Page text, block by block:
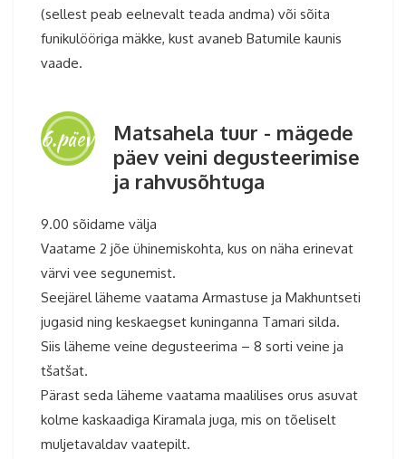
(sellest peab eelnevalt teada andma) või sõita
funikulööriga mäkke, kust avaneb Batumile kaunis
vaade.
6.päev
Matsahela tuur - mägede
päev veini degusteerimise
ja rahvusõhtuga
9.00 sõidame välja
Vaatame 2 jõe ühinemiskohta, kus on näha erinevat
värvi vee segunemist.
Seejärel läheme vaatama Armastuse ja Makhuntseti
jugasid ning keskaegset kuninganna Tamari silda.
Siis läheme veine degusteerima – 8 sorti veine ja
tšatšat.
Pärast seda läheme vaatama maalilises orus asuvat
kolme kaskaadiga Kiramala juga, mis on tõeliselt
muljetavaldav vaatepilt.